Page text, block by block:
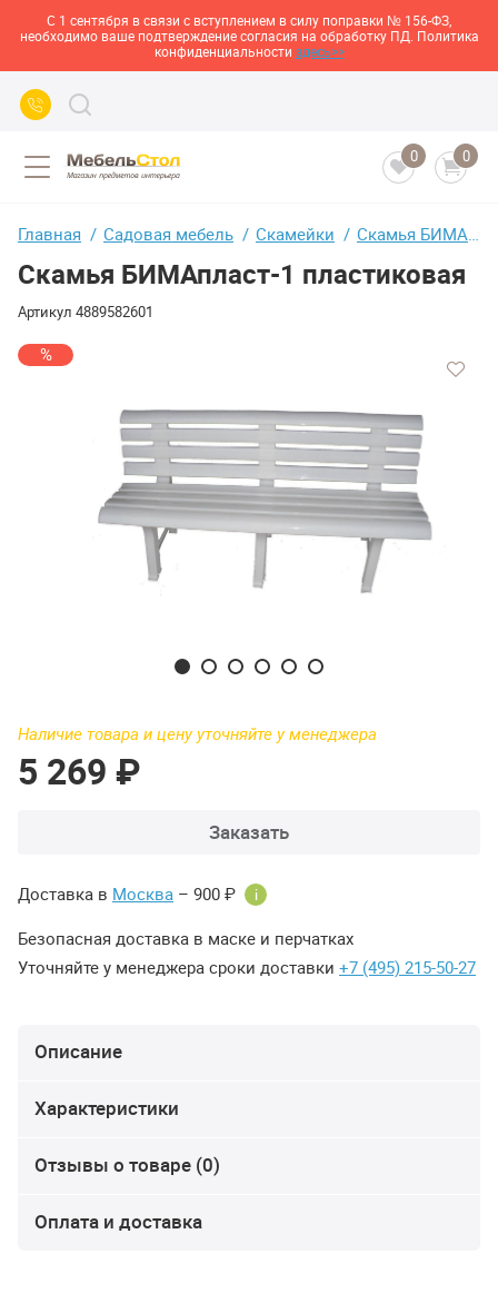
С 1 сентября в связи с вступлением в силу поправки № 156-ФЗ,
необходимо ваше подтверждение согласия на обработку ПД. Политика
конфиденциальности здесь>>
0 0
Главная Садовая мебель Скамейки Скамья БИМАпласт-1 пластиковая
Скамья БИМАпласт-1 пластиковая
Артикул 4889582601
%
Наличие товара и цену уточняйте у менеджера
5 269 ₽
Заказать
Доставка в Москва – 900 ₽ i
Безопасная доставка в маске и перчатках
Уточняйте у менеджера сроки доставки +7 (495) 215-50-27
Описание
Характеристики
Отзывы о товаре (0)
Оплата и доставка